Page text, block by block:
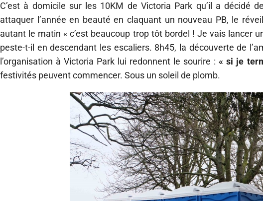
C’est à domicile sur les 10KM de Victoria Park qu’il a décidé
attaquer l’année en beauté en claquant un nouveau PB, le
autant le matin « c’est beaucoup trop tôt bordel ! Je vais lancer
peste-t-il en descendant les escaliers. 8h45, la découverte de
l’organisation à Victoria Park lui redonnent le sourire :« si je
festivités peuvent commencer. Sous un soleil de plomb.